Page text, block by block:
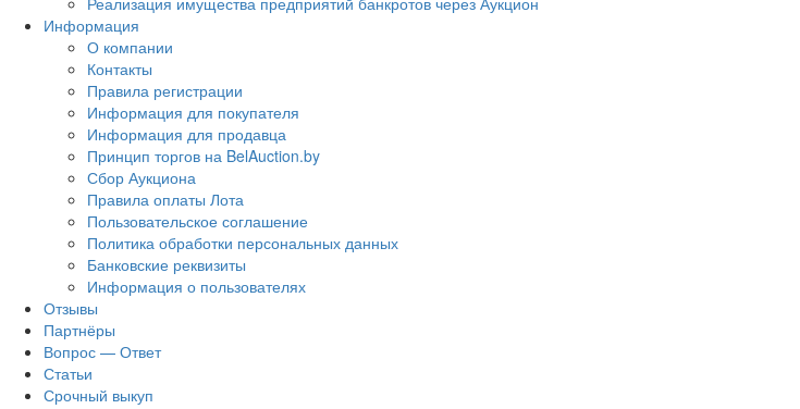
Информация
О компании
Контакты
Правила регистрации
Информация для покупателя
Информация для продавца
Принцип торгов на BelAuction.by
Сбор Аукциона
Правила оплаты Лота
Пользовательское соглашение
Политика обработки персональных данных
Банковские реквизиты
Информация о пользователях
Отзывы
Партнёры
Вопрос — Ответ
Статьи
Срочный выкуп